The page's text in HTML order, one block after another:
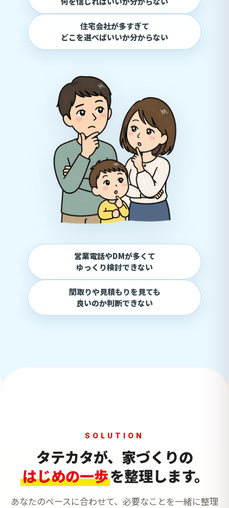
住宅会社が多すぎて
どこを選べばいいか分からない
営業電話やDMが多くて
ゆっくり検討できない
間取りや見積もりを見ても
良いのか判断できない
SOLUTION
タテカタが、家づくりの
はじめの一歩を整理します。
あなたのペースに合わせて、必要なことを一緒に整理